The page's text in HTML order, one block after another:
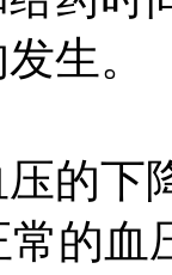
生。
的下
常的血